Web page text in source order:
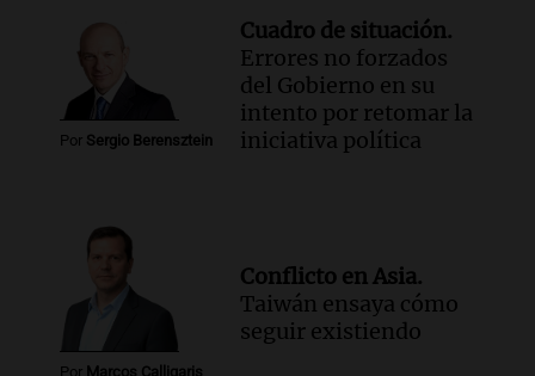
Inseguridad Rural convoca a
productores agropecuarios para
septiembre
Panorama Federal
Episodios
Audio.Se aprueban modificaciones en el
Noticias
Audio.
Ciudadanía italiana: un fallo
abrió una vía de reclamo para miles de
descendientes
Radioinforme 3
Por Sergio Berensztein
Cuadro de situación.
Errores no forzados
del Gobierno en su
intento por retomar la
iniciativa política
Por Marcos Calligaris
Conflicto en Asia.
Taiwán ensaya cómo
seguir existiendo